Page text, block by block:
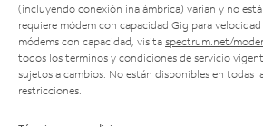
(incluyendo conexión inalámbrica) varían y no
requiere módem con capacidad Gig para
módems con capacidad, visita spectrum.net/
todos los términos y condiciones de servicio
sujetos a cambios. No están disponibles en todas
restricciones.